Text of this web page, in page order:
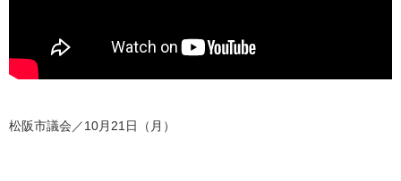
松阪市議会／10月21日（月）